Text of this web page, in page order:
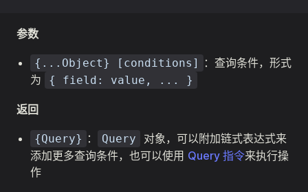
参数
{...Object} [conditions]
：查询条件，形式
为
{ field: value, ... }
返回
{Query} ： Query
对象，可以附加链式表达式来
添加更多查询条件，也可以使用 Query 指令来执行操
作